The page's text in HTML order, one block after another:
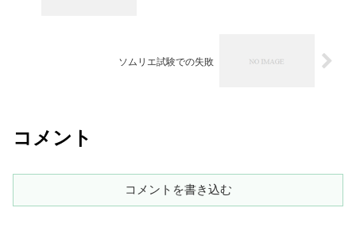
ソムリエ試験での失敗
コメント
コメントを書き込む